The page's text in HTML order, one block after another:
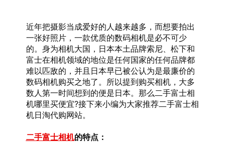
近年把摄影当成爱好的人越来越多，而想要拍出
一张好照片，一款优质的数码相机是必不可少
的。身为相机大国，日本本土品牌索尼、松下和
富士在相机领域的地位是任何国家的任何品牌都
难以匹敌的，并且日本早已被公认为是最廉价的
数码相机购买之地了。所以提到购买相机，大多
数人第一时间想到的便是日本。那么二手富士相
机哪里买便宜?接下来小编为大家推荐二手富士相
机日淘代购网站。
二手富士相机的特点：